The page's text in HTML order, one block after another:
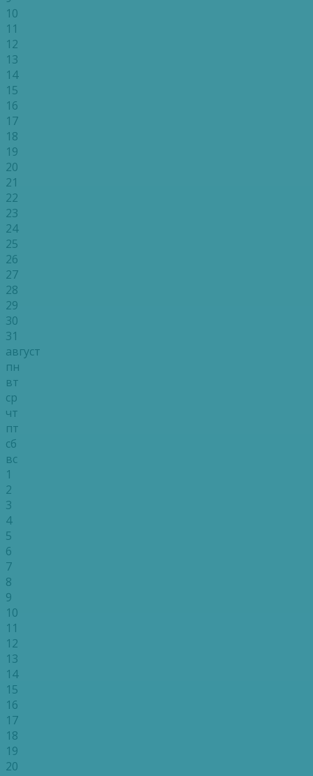
10
11
12
13
14
15
16
17
18
19
20
21
22
23
24
25
26
27
28
29
30
31
август
пн
вт
ср
чт
пт
сб
вс
1
2
3
4
5
6
7
8
9
10
11
12
13
14
15
16
17
18
19
20